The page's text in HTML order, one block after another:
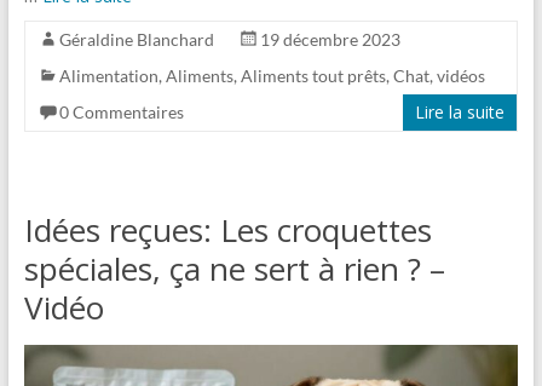
Géraldine Blanchard
19 décembre 2023
Alimentation, Aliments, Aliments tout prêts, Chat, vidéos
0 Commentaires
Lire la suite
Idées reçues: Les croquettes
spéciales, ça ne sert à rien ? –
Vidéo